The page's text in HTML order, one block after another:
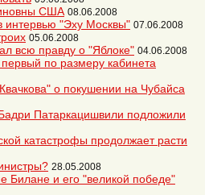
США 08.06.2008
интервью "Эху Москвы" 07.06.2008
05.06.2008
всю правду о "Яблоке" 04.06.2008
по размеру кабинета
о покушении на Чубайса
Патаркацишвили подложили
катастрофы продолжает расти
28.05.2008
Билане и его "великой победе"